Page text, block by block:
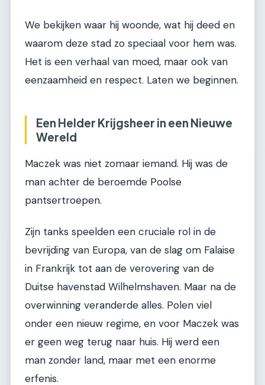
We bekijken waar hij woonde, wat hij deed en
waarom deze stad zo speciaal voor hem was.
Het is een verhaal van moed, maar ook van
eenzaamheid en respect. Laten we beginnen.
Een Helder Krijgsheer in een Nieuwe
Wereld
Maczek was niet zomaar iemand. Hij was de
man achter de beroemde Poolse
pantsertroepen.
Zijn tanks speelden een cruciale rol in de
bevrijding van Europa, van de slag om Falaise
in Frankrijk tot aan de verovering van de
Duitse havenstad Wilhelmshaven. Maar na de
overwinning veranderde alles. Polen viel
onder een nieuw regime, en voor Maczek was
er geen weg terug naar huis. Hij werd een
man zonder land, maar met een enorme
erfenis.